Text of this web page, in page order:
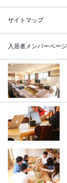
サイトマップ
入居者メンバーページ